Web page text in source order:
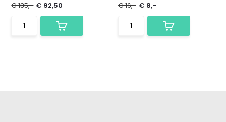
€ 185,- € 92,50
€ 16,- € 8,-